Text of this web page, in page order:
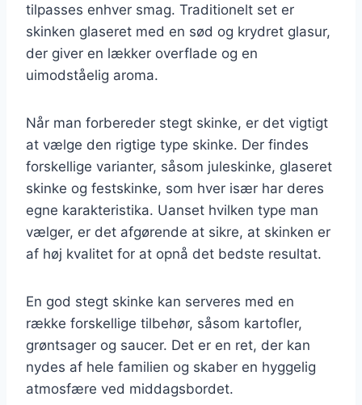
tilpasses enhver smag. Traditionelt set er
skinken glaseret med en sød og krydret glasur,
der giver en lækker overflade og en
uimodståelig aroma.
Når man forbereder stegt skinke, er det vigtigt
at vælge den rigtige type skinke. Der findes
forskellige varianter, såsom juleskinke, glaseret
skinke og festskinke, som hver især har deres
egne karakteristika. Uanset hvilken type man
vælger, er det afgørende at sikre, at skinken er
af høj kvalitet for at opnå det bedste resultat.
En god stegt skinke kan serveres med en
række forskellige tilbehør, såsom kartofler,
grøntsager og saucer. Det er en ret, der kan
nydes af hele familien og skaber en hyggelig
atmosfære ved middagsbordet.